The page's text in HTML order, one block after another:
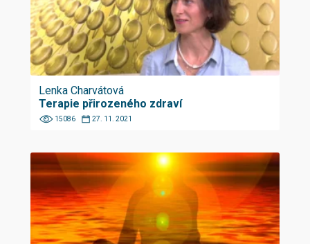
Lenka Charvátová
Terapie přirozeného zdraví
15086 27. 11. 2021